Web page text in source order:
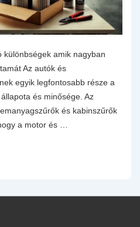
különbségek amik nagyban
Az autók és
egyik legfontosabb része a
és minősége. Az
és kabinszűrők
a motor és …